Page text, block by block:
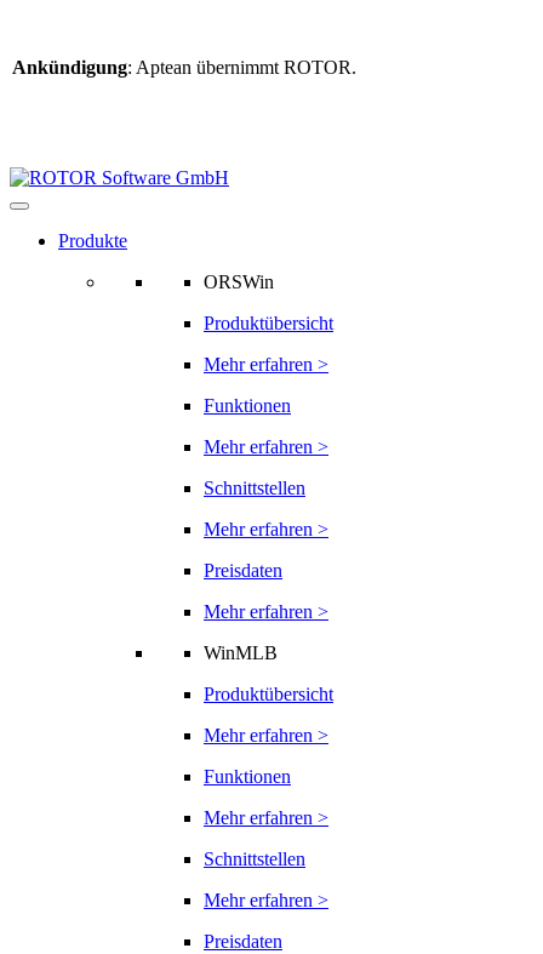
Ankündigung: Aptean übernimmt ROTOR.
Produkte
ORSWin
Produktübersicht
Mehr erfahren >
Funktionen
Mehr erfahren >
Schnittstellen
Mehr erfahren >
Preisdaten
Mehr erfahren >
WinMLB
Produktübersicht
Mehr erfahren >
Funktionen
Mehr erfahren >
Schnittstellen
Mehr erfahren >
Preisdaten